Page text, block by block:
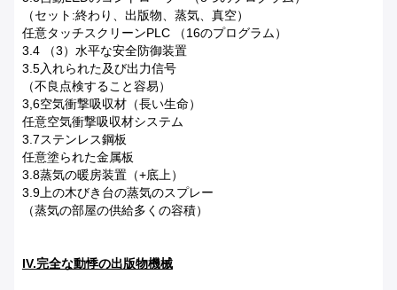
（セット:終わり、出版物、蒸気、真空）
任意タッチスクリーンPLC （16のプログラム）
3.4 （3）水平な安全防御装置
3.5入れられた及び出力信号
（不良点検すること容易）
3,6空気衝撃吸収材（長い生命）
任意空気衝撃吸収材システム
3.7ステンレス鋼板
任意塗られた金属板
3.8蒸気の暖房装置（+底上）
3.9上の木びき台の蒸気のスプレー
（蒸気の部屋の供給多くの容積）
IV.完全な動悸の出版物機械